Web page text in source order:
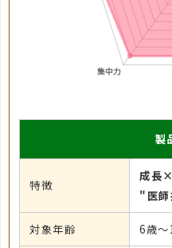
製
特徴
成長
"医師
対象年齢 6歳～